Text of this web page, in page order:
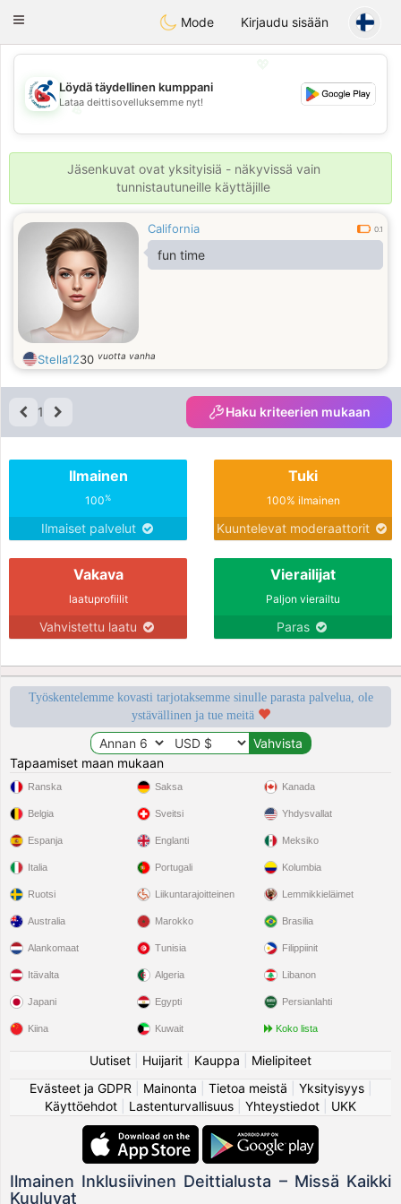
Handi Space
Toggle
Mode Kirjaudu sisään
💖
💕
💕
Löydä täydellinen kumppani
Lataa deittisovelluksemme nyt!
Jäsenkuvat ovat yksityisiä - näkyvissä vain
tunnistautuneille käyttäjille
California 0.1
fun time
Stella1230 vuotta vanha
1 Haku kriteerien mukaan
Ilmainen
100%
Ilmaiset palvelut
Tuki
100% ilmainen
Kuuntelevat moderaattorit
Vakava
laatuprofiilit
Vahvistettu laatu
Vierailijat
Paljon vierailtu
Paras
Työskentelemme kovasti tarjotaksemme sinulle parasta palvelua, ole
ystävällinen ja tue meitä
Tapaamiset maan mukaan
Ranska
Belgia
Espanja
Italia
Ruotsi
Saksa
Sveitsi
Englanti
Portugali
Liikuntarajoitteinen
Kanada
Yhdysvallat
Meksiko
Kolumbia
Lemmikkieläimet
Australia
Alankomaat
Itävalta
Japani
Kiina
Marokko
Tunisia
Algeria
Egypti
Kuwait
Brasilia
Filippiinit
Libanon
Persianlahti
Koko lista
Uutiset Huijarit Kauppa
Mielipiteet
Evästeet ja GDPR
Mainonta Tietoa meistä Yksityisyys|
Käyttöehdot
Lastenturvallisuus Yhteystiedot UKK
Ilmainen Inklusiivinen Deittialusta – Missä Kaikki
Kuuluvat